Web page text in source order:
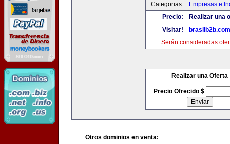
Categorias:
Empresas e
Precio:
Realizar una
Visitar!
brasilb2b.com
Serán consideradas
Realizar una Oferta
Precio Ofrecido $
Otros dominios en venta: